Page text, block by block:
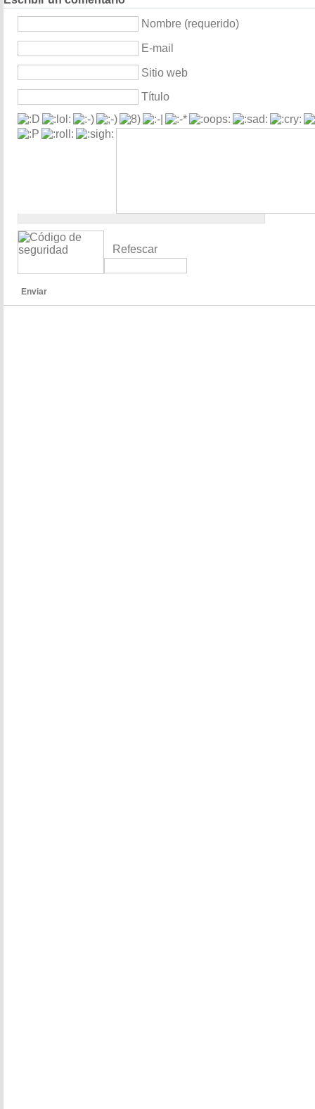
Nombre (requerido)
E-mail
Sitio web
Título
Refescar
Enviar